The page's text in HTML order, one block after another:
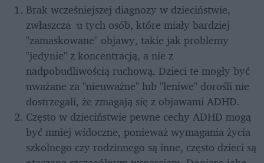
Brak wcześniejszej diagnozy w dzieciństwie,
zwłaszcza  u tych osób, które miały bardziej
"zamaskowane" objawy, takie jak problemy
"jedynie" z koncentracją, a nie z
nadpobudliwością ruchową. Dzieci te mogły być
uważane za "nieuważne" lub "leniwe" dorośli nie
dostrzegali, że zmagają się z objawami ADHD.
Często w dzieciństwie pewne cechy ADHD mogą
być mniej widoczne, ponieważ wymagania życia
szkolnego czy rodzinnego są inne, często dzieci są